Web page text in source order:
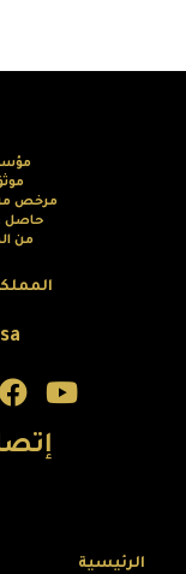
مرخص من
حاصل
من
إتصل بنا
الرئيسية